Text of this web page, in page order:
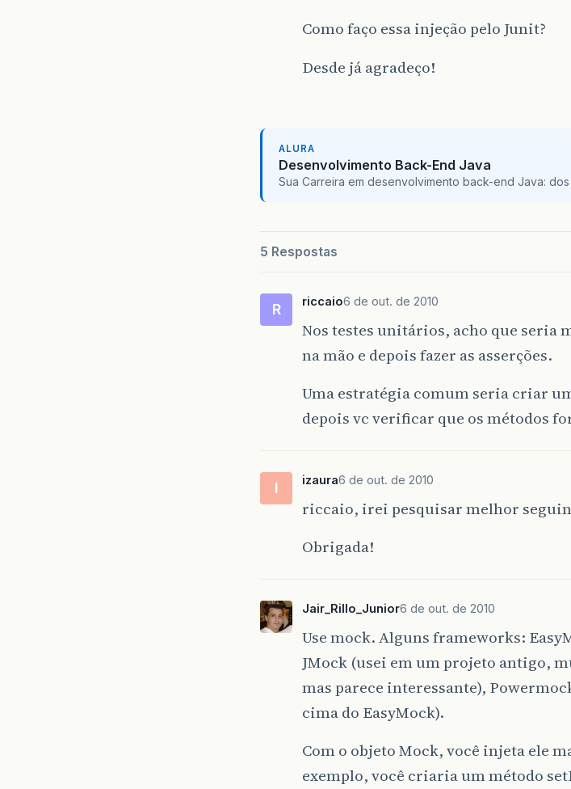
Como faço essa injeção pelo Junit?
Desde já agradeço!
ALURA
Desenvolvimento Back-End Java
Sua Carreira em desenvolvimento back-end Java:
5 Respostas
R riccaio6 de out. de 2010
Nos testes unitários, acho que seria
na mão e depois fazer as asserções.
Uma estratégia comum seria criar
depois vc verificar que os métodos
I izaura6 de out. de 2010
riccaio, irei pesquisar melhor
Obrigada!
Jair_Rillo_Junior6 de out. de 2010
Use mock. Alguns frameworks:
JMock (usei em um projeto antigo,
mas parece interessante),
cima do EasyMock).
Com o objeto Mock, você injeta ele
exemplo, você criaria um método